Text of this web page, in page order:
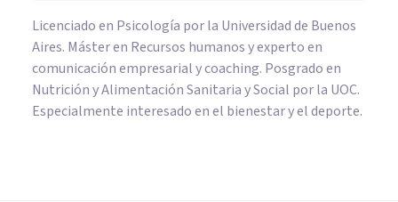
Licenciado en Psicología por la Universidad de Buenos
Aires. Máster en Recursos humanos y experto en
comunicación empresarial y coaching. Posgrado en
Nutrición y Alimentación Sanitaria y Social por la UOC.
Especialmente interesado en el bienestar y el deporte.